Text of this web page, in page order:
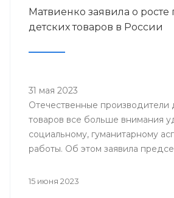
Матвиенко заявила о росте
детских товаров в России
31 мая 2023
Отечественные производители
товаров все больше внимания
социальному, гуманитарному
работы. Об этом заявила
торжественной церемонии
15 июня 2023